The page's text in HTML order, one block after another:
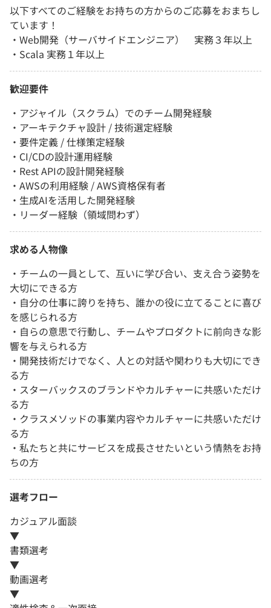
以下すべてのご経験をお持ちの方からのご応募をおまちし
ています！
・Web開発（サーバサイドエンジニア） 実務３年以上
・Scala 実務１年以上
歓迎要件
・アジャイル（スクラム）でのチーム開発経験
・アーキテクチャ設計 / 技術選定経験
・要件定義 / 仕様策定経験
・CI/CDの設計運用経験
・Rest APIの設計開発経験
・AWSの利用経験 / AWS資格保有者
・生成AIを活用した開発経験
・リーダー経験（領域問わず）
求める人物像
・チームの一員として、互いに学び合い、支え合う姿勢を
大切にできる方
・自分の仕事に誇りを持ち、誰かの役に立てることに喜び
を感じられる方
・自らの意思で行動し、チームやプロダクトに前向きな影
響を与えられる方
・開発技術だけでなく、人との対話や関わりも大切にでき
る方
・スターバックスのブランドやカルチャーに共感いただけ
る方
・クラスメソッドの事業内容やカルチャーに共感いただけ
る方
・私たちと共にサービスを成長させたいという情熱をお持
ちの方
選考フロー
カジュアル面談
▼
書類選考
▼
動画選考
▼